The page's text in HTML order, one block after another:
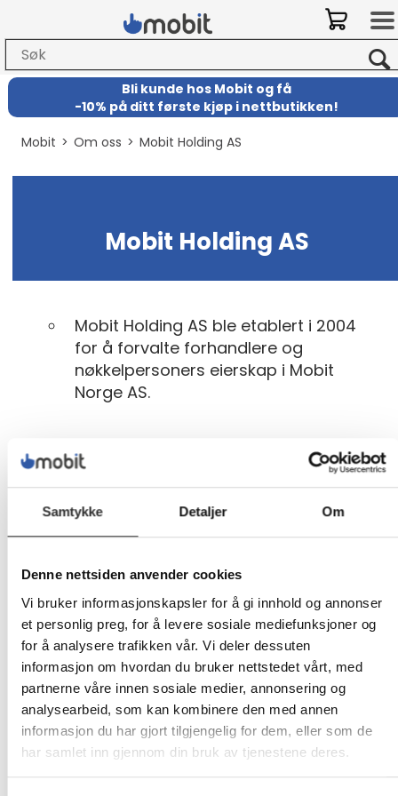
Samtykke Detaljer Om
Denne nettsiden anvender cookies
Vi bruker informasjonskapsler for å gi innhold og annonser
et personlig preg, for å levere sosiale mediefunksjoner og
for å analysere trafikken vår. Vi deler dessuten
informasjon om hvordan du bruker nettstedet vårt, med
partnerne våre innen sosiale medier, annonsering og
analysearbeid, som kan kombinere den med annen
informasjon du har gjort tilgjengelig for dem, eller som de
har samlet inn gjennom din bruk av tjenestene deres.
Bli kunde hos Mobit og få
-10% på ditt første kjøp i nettbutikken!
Mobit>Om oss>Mobit Holding AS
Mobit Holding AS
Mobit Holding AS ble etablert i 2004
for å forvalte forhandlere og
nøkkelpersoners eierskap i Mobit
Norge AS.
Mobit Norge AS er eiet med 52.5% av
Mobit Holding AS og 47.5% av Telenor
Norge AS.
Mobit Norge er spesialister på mobil
og IT for bedrifter, er landsdekkende
betjener mer enn 32.000 bedrifter og
deres ansatte.
Vår historie